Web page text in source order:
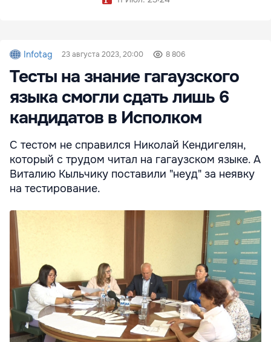
Infotag 23 августа 2023, 20:00 8 806
Тесты на знание гагаузского
языка смогли сдать лишь 6
кандидатов в Исполком
С тестом не справился Николай Кендигелян,
который с трудом читал на гагаузском языке. А
Виталию Кыльчику поставили "неуд" за неявку
на тестирование.